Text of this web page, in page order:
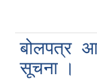
बोलपत्र
सूचना ।